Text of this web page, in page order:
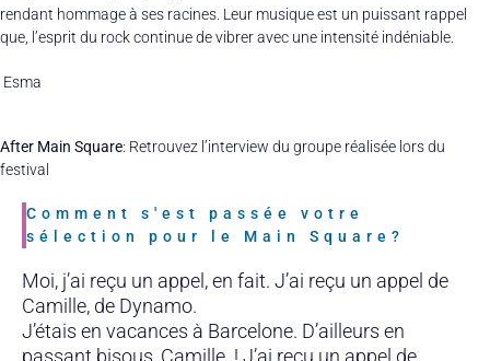
rendant hommage à ses racines. Leur musique est un puissant rappel
que, l’esprit du rock continue de vibrer avec une intensité indéniable.
Esma
After Main Square: Retrouvez l’interview du groupe réalisée lors du
festival
Comment s'est passée votre
sélection pour le Main Square?
Moi, j’ai reçu un appel, en fait. J’ai reçu un appel de
Camille, de Dynamo.
J’étais en vacances à Barcelone. D’ailleurs en
passant bisous, Camille. ! J’ai reçu un appel de